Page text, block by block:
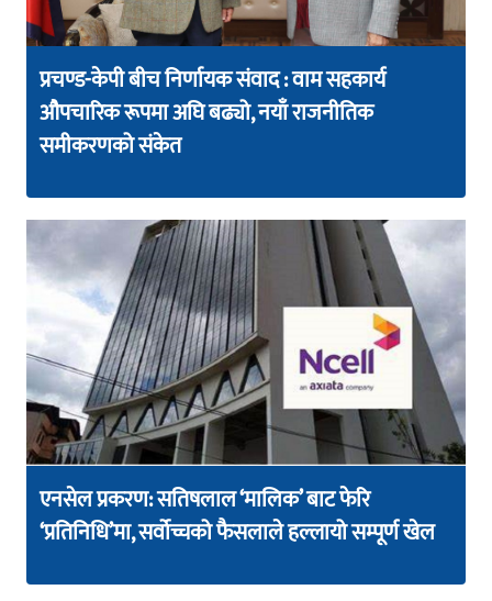
प्रचण्ड-केपी बीच निर्णायक संवाद : वाम सहकार्य
औपचारिक रूपमा अघि बढ्यो, नयाँ राजनीतिक
समीकरणको संकेत
एनसेल प्रकरण: सतिषलाल ‘मालिक’ बाट फेरि
‘प्रतिनिधि’मा, सर्वोच्चको फैसलाले हल्लायो सम्पूर्ण खेल